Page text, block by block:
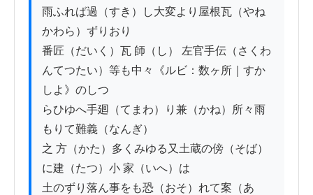
雨ふれば過（すき）し大変より屋根瓦（やね
かわら）ずりおり
番匠（だいく）瓦 師（し） 左官手伝（さくわ
んてつたい）等も中々《ルビ：数ヶ所｜すか
しよ》のしつ
らひゆへ手廻（てまわ）り兼（かね）所々雨
もりて難義（なんぎ）
之 方（かた）多くみゆる又土蔵の傍（そば）
に建（たつ）小 家（いへ）は
土のずり落ん事をも恐（おそ）れて案（あ